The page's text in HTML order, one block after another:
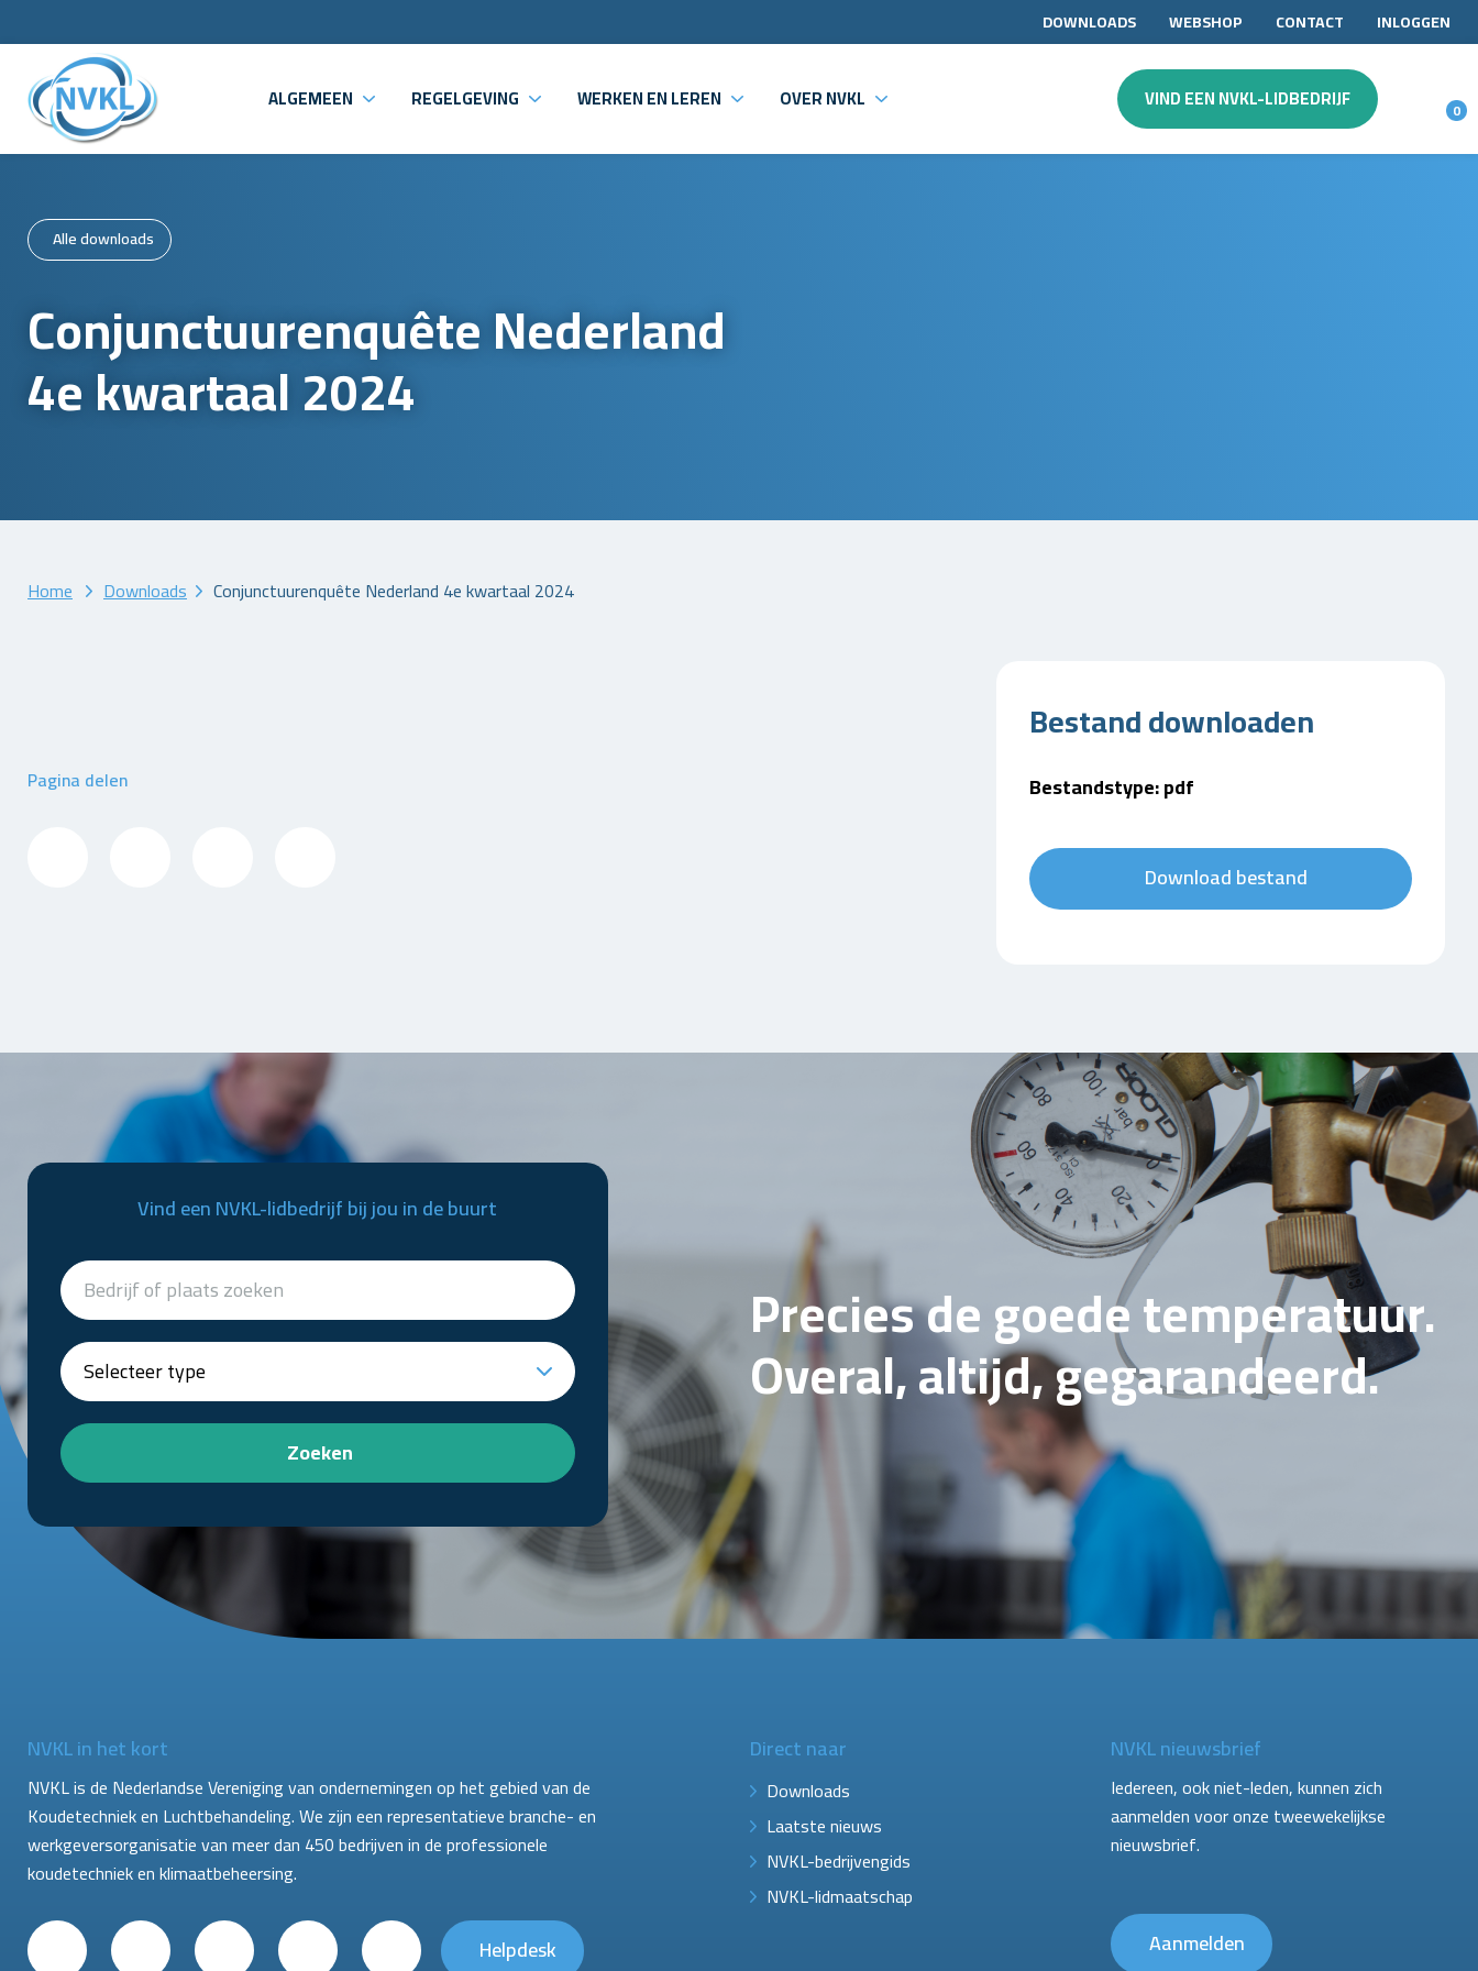
DOWNLOADS WEBSHOP CONTACT INLOGGEN
ALGEMEEN REGELGEVING WERKEN EN LEREN OVER NVKL VIND EEN NVKL-LIDBEDRIJF 0
Alle downloads
Conjunctuurenquête Nederland
4e kwartaal 2024
Home Downloads Conjunctuurenquête Nederland 4e kwartaal 2024
Pagina delen
Bestand downloaden
Bestandstype: pdf
Download bestand
Vind een NVKL-lidbedrijf bij jou in de buurt
Zoeken
Precies de goede temperatuur.
Overal, altijd, gegarandeerd.
NVKL in het kort
NVKL is de Nederlandse Vereniging van ondernemingen op het gebied van de
Koudetechniek en Luchtbehandeling. We zijn een representatieve branche- en
werkgeversorganisatie van meer dan 450 bedrijven in de professionele
koudetechniek en klimaatbeheersing.
Helpdesk
Direct naar
Downloads
Laatste nieuws
NVKL-bedrijvengids
NVKL-lidmaatschap
NVKL nieuwsbrief
Iedereen, ook niet-leden, kunnen zich
aanmelden voor onze tweewekelijkse
nieuwsbrief.
Aanmelden